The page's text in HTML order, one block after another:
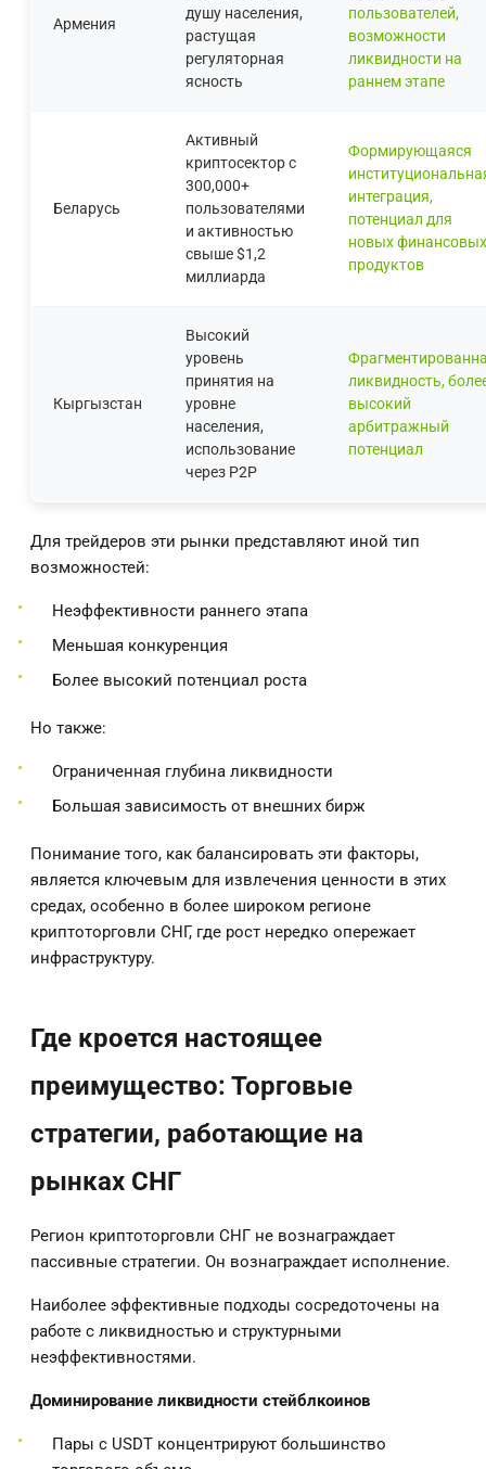
Армения
душу населения,
растущая
регуляторная
ясность
пользователей,
возможности
ликвидности на
раннем этапе
Беларусь
Активный
криптосектор с
300,000+
пользователями
и активностью
свыше $1,2
миллиарда
Формирующаяся
интеграция,
потенциал для
новых финансовых
продуктов
Кыргызстан
Высокий
уровень
принятия на
уровне
населения,
использование
через P2P
ликвидность,
высокий
арбитражный
потенциал
Для трейдеров эти рынки представляют иной тип
возможностей:
Неэффективности раннего этапа
Меньшая конкуренция
Более высокий потенциал роста
Но также:
Ограниченная глубина ликвидности
Большая зависимость от внешних бирж
Понимание того, как балансировать эти факторы,
является ключевым для извлечения ценности в этих
средах, особенно в более широком регионе
криптоторговли СНГ, где рост нередко опережает
инфраструктуру.
Где кроется настоящее
преимущество: Торговые
стратегии, работающие на
рынках СНГ
Регион криптоторговли СНГ не вознаграждает
пассивные стратегии. Он вознаграждает исполнение.
Наиболее эффективные подходы сосредоточены на
работе с ликвидностью и структурными
неэффективностями.
Доминирование ликвидности стейблкоинов
Пары с USDT концентрируют большинство